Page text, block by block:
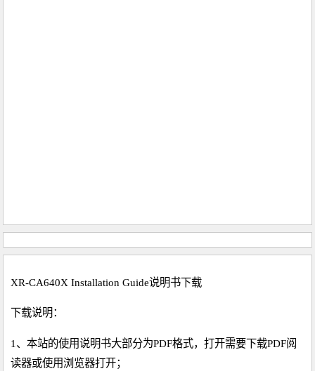
XR-CA640X Installation Guide说明书下载
下载说明：
1、本站的使用说明书大部分为PDF格式，打开需要下载PDF阅
读器或使用浏览器打开；